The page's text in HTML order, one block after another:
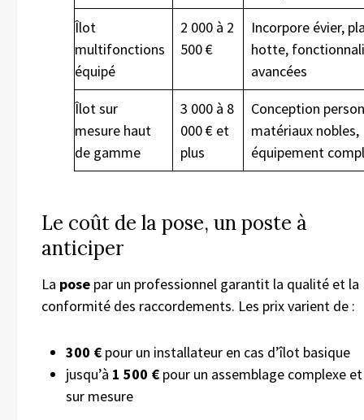
Îlot
multifonctions
équipé
2 000 à 2
500 €
Incorpore évier,
hotte,
avancées
Îlot sur
mesure haut
de gamme
3 000 à 8
000 € et
plus
Conception
matériaux nobles,
équipement
Le coût de la pose, un poste à
anticiper
La pose par un professionnel garantit la qualité et la
conformité des raccordements. Les prix varient de :
300 €pour un installateur en cas d’îlot basique
jusqu’à 1 500 €pour un assemblage complexe et
sur mesure